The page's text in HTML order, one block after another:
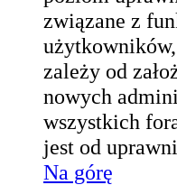
związane z
zależy od
nowych
wszystkich
jest od
Na górę